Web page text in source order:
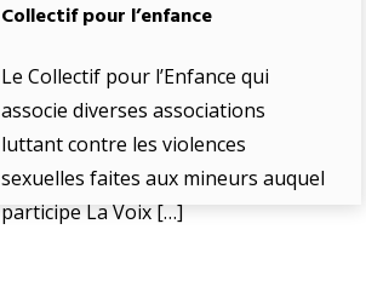
Collectif pour l’enfance
Le Collectif pour l’Enfance qui
associe diverses associations
luttant contre les violences
sexuelles faites aux mineurs auquel
participe La Voix […]